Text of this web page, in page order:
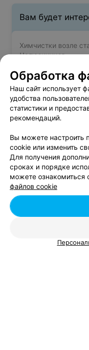
Вам будет
Химчистки возле
Челюскинцев
Химчистки у
Химчистки возле
Обработка
Наш сайт использует
удобства
статистики и
рекомендаций.
Вы можете настроить
cookie или изменить
Для получения
сроках и порядке
можете ознакомиться
файлов cookie